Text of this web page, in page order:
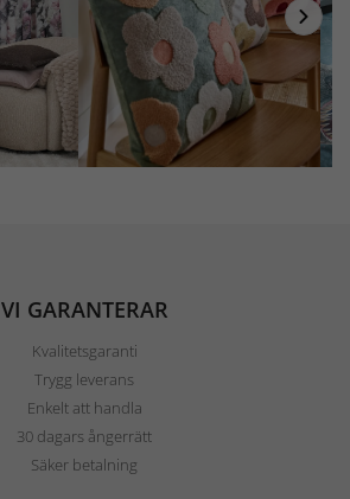
VI GARANTERAR
Kvalitetsgaranti
Trygg leverans
Enkelt att handla
30 dagars ångerrätt
Säker betalning